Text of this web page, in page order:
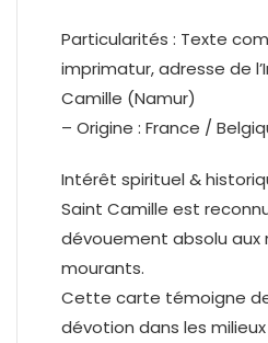
Particularités : Texte
imprimatur, adresse de
Camille (Namur)
– Origine : France /
Intérêt spirituel &
Saint Camille est
dévouement absolu aux
mourants.
Cette carte témoigne
dévotion dans les